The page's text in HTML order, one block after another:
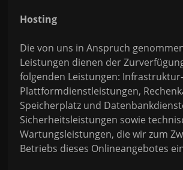
Hosting
Die von uns in Anspruch
Leistungen dienen der
folgenden Leistungen:
Plattformdienstleistungen,
Speicherplatz und
Sicherheitsleistungen sowie
Wartungsleistungen, die wir zum
Betriebs dieses Onlineangebotes